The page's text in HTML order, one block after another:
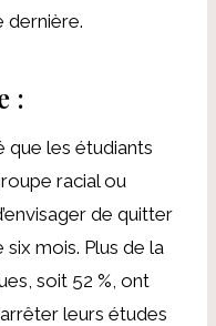
dernière.
:
que les étudiants
racial ou
de quitter
six mois. Plus de la
soit 52 %, ont
leurs études